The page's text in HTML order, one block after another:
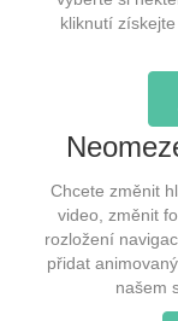
kliknutí
Chcete změnit
video, změnit
rozložení
přidat
našem